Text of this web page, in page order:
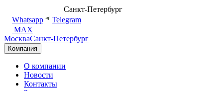
Санкт-Петербург
Whatsapp
Telegram
MAX
МоскваСанкт-Петербург
Компания
О компании
Новости
Контакты